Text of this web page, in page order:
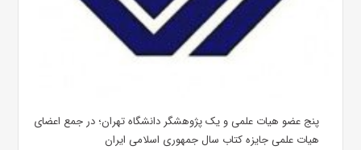
پنج عضو هیات علمی و یک پژوهشگر دانشگاه تهران؛ در جمع اعضای
هیات علمی جایزه کتاب سال جمهوری اسلامی ایران